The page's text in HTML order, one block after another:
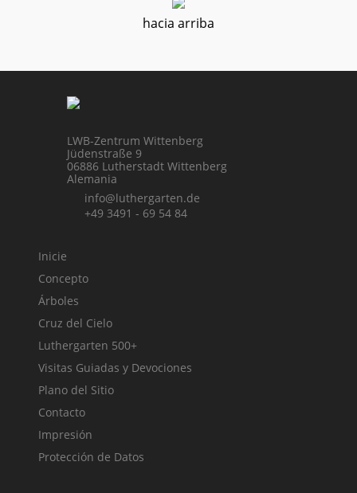
hacia arriba
LWB-Zentrum Wittenberg
Jüdenstraße 9
06886 Lutherstadt Wittenberg
Alemania
info@luthergarten.de
+49 3491 - 69 54 84
Inicie
Concepto
Árboles
Cruz del Cielo
Luthergarten 500+
Visitas Guiadas y Devociones
Plano del Sitio
Contacto
Impresión
Protección de Datos